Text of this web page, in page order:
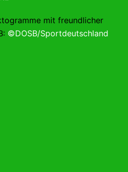
mit freundlicher
©DOSB/Sportdeutschland